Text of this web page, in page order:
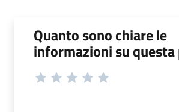
Quanto sono chiare le
informazioni su questa